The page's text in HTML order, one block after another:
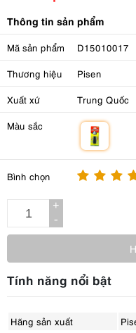
Thông tin sản phẩm
Mã sản phẩm D15010017
Thương hiệu Pisen
Xuất xứ Trung Quốc
Màu sắc
Bình chọn
+
-
Tính năng nổi bật
Hãng sản xuất